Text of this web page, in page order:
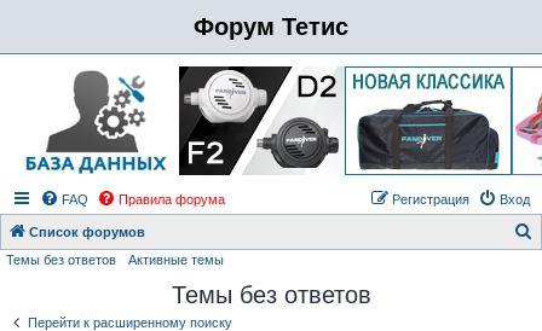
Форум Тетис
FAQ Правила форума Вход
Регистрация
Список форумов
Темы без ответов Активные темы
Темы без ответов
Перейти к расширенному поиску